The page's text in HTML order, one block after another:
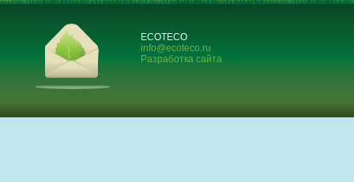
ECOTECO
info@ecoteco.ru
Разработка сайта